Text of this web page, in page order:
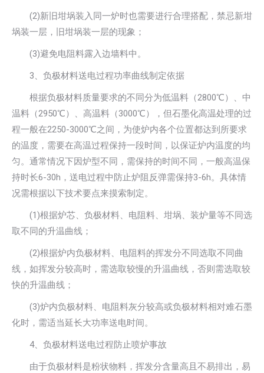
(2)新旧坩埚装入同一炉时也需要进行合理搭配，禁忌新坩
埚装一层，旧坩埚装一层的现象；
(3)避免电阻料露入边墙料中。
3、负极材料送电过程功率曲线制定依据
根据负极材料质量要求的不同分为低温料（2800℃）、中
温料（2950℃）、高温料（3000℃），但石墨化高温处理的过
程一般在2250-3000℃之间，为使炉内各个位置都达到所要求
的温度，需要在高温过程保持一段时间，以保证炉内温度的均
匀。通常情况下因炉型不同，需保持的时间不同，一般高温保
持时长6-30h，送电过程中防止炉阻反弹需保持3-6h。具体情
况需根据以下技术要点来摸索制定。
(1)根据炉芯、负极材料、电阻料、坩埚、装炉量等不同选
取不同的升温曲线；
(2)根据炉内负极材料、电阻料的挥发分不同选取不同曲
线，如挥发分较高时，需选取较慢的升温曲线，否则需选取较
快的升温曲线；
(3)炉内负极材料、电阻料灰分较高或负极材料相对难石墨
化时，需适当延长大功率送电时间。
4、负极材料送电过程防止喷炉事故
由于负极材料是粉状物料，挥发分含量高且不易排出，易